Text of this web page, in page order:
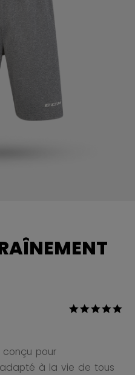
le rabais était
4,3 sur 5
pour
à la vie de tous